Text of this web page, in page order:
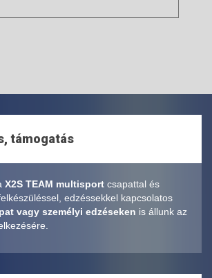
támogatás
X2S TEAM multisport csapattal és
edzéssekkel kapcsolatos
vagy személyi edzéseken is állunk az